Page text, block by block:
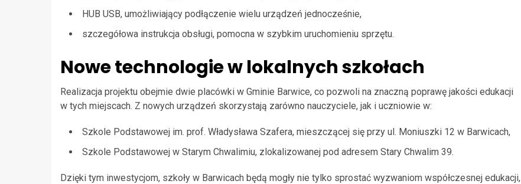
HUB USB, umożliwiający podłączenie wielu urządzeń jednocześnie,
szczegółowa instrukcja obsługi, pomocna w szybkim uruchomieniu sprzętu.
Nowe technologie w lokalnych szkołach
Realizacja projektu obejmie dwie placówki w Gminie Barwice, co pozwoli na znaczną poprawę jakości edukacji
w tych miejscach. Z nowych urządzeń skorzystają zarówno nauczyciele, jak i uczniowie w:
Szkole Podstawowej im. prof. Władysława Szafera, mieszczącej się przy ul. Moniuszki 12 w Barwicach,
Szkole Podstawowej w Starym Chwalimiu, zlokalizowanej pod adresem Stary Chwalim 39.
Dzięki tym inwestycjom, szkoły w Barwicach będą mogły nie tylko sprostać wyzwaniom współczesnej edukacji,